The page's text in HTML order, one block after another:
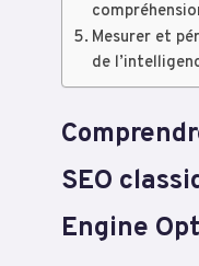
Mesurer et
de
SEO
Engine